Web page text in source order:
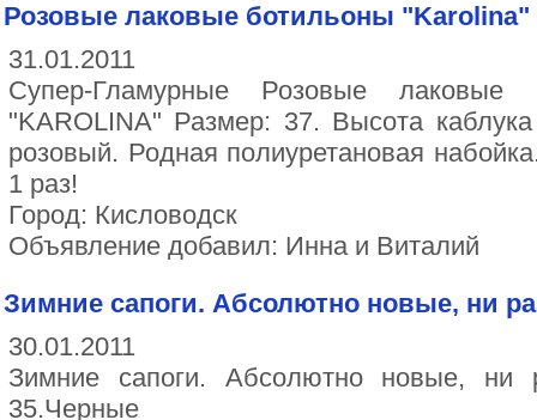
Розовые лаковые ботильоны "Karolina"
31.01.2011
Супер-Гламурные Розовые
"KAROLINA" Размер: 37. Высота
розовый. Родная полиуретановая
1 раз!
Город: Кисловодск
Объявление добавил: Инна и Виталий
Зимние сапоги. Абсолютно новые, ни
30.01.2011
Зимние сапоги. Абсолютно новые, ни
35.Черные